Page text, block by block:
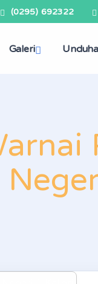
(0295) 692322
Galeri